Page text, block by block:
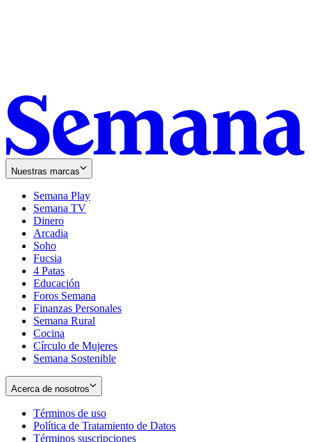
Nuestras marcas
Semana Play
Semana TV
Dinero
Arcadia
Soho
in
new
window
Fucsia
in
new
window
4 Patas
Educación
Foros Semana
Finanzas Personales
Semana Rural
Cocina
Círculo de Mujeres
Semana Sostenible
Acerca de nosotros
Términos de uso
in
new
Política de Tratamiento de Datos
Términos suscripciones